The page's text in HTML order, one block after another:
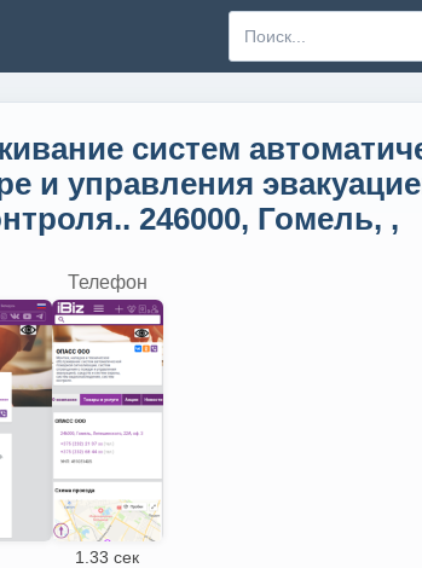
систем
и управления
246000, Гомель, ,
Телефон
1.33 сек